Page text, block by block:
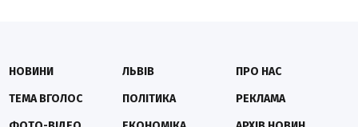
НОВИНИ
ТЕМА ВГОЛОС
ЛЬВІВ
ПОЛІТИКА
ПРО НАС
РЕКЛАМА